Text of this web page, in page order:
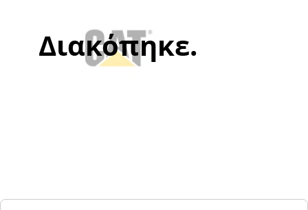
Διακόπηκε.